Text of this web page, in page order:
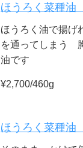
ほうろく菜種
ほうろく油で揚げ
を通ってしまう
油です
¥2,700/460g
ほうろく菜種